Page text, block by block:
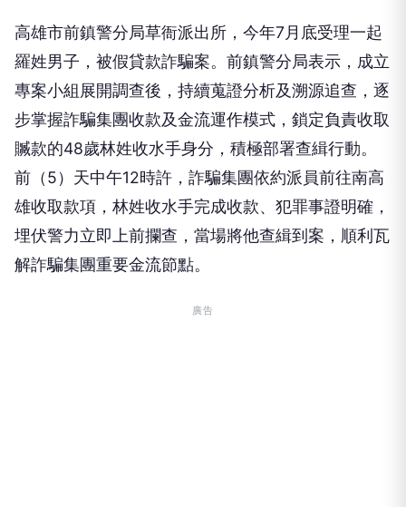
高雄市前鎮警分局草衙派出所，今年7月底受理一起
羅姓男子，被假貸款詐騙案。前鎮警分局表示，成立
專案小組展開調查後，持續蒐證分析及溯源追查，逐
步掌握詐騙集團收款及金流運作模式，鎖定負責收取
贓款的48歲林姓收水手身分，積極部署查緝行動。
前（5）天中午12時許，詐騙集團依約派員前往南高
雄收取款項，林姓收水手完成收款、犯罪事證明確，
埋伏警力立即上前攔查，當場將他查緝到案，順利瓦
解詐騙集團重要金流節點。
廣告